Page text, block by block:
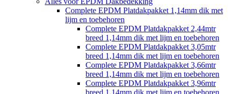
Complete EPDM Platdakpakket 1,14mm dik met
lijm en toebehoren
Complete EPDM Platdakpakket 2,44mtr
breed 1,14mm dik met lijm en toebehoren
Complete EPDM Platdakpakket 3,05mtr
breed 1,14mm dik met lijm en toebehoren
Complete EPDM Platdakpakket 3,66mtr
breed 1,14mm dik met lijm en toebehoren
Complete EPDM Platdakpakket 3,96mtr
breed 1,14mm dik met lijm en toebehoren